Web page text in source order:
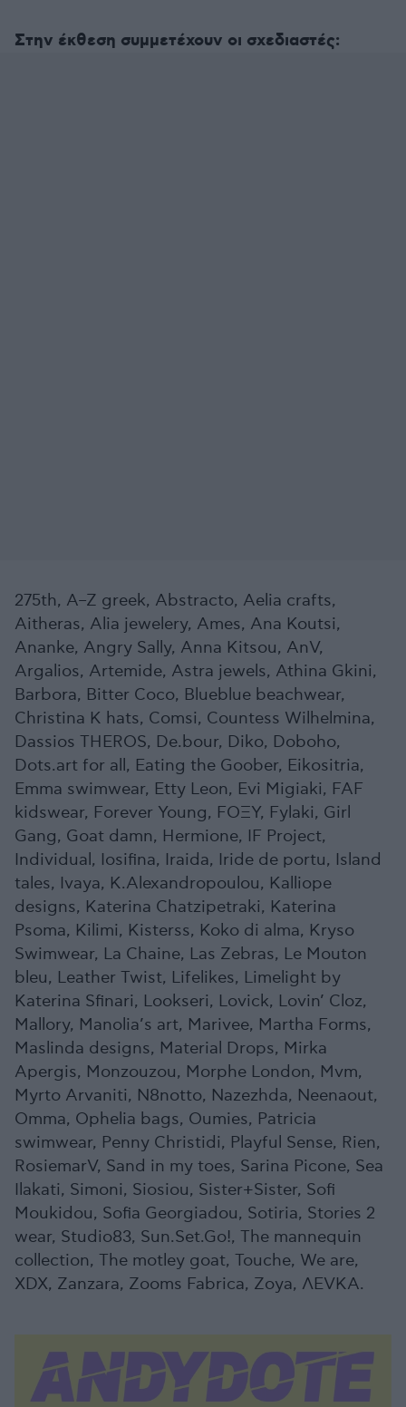
Στην έκθεση συμμετέχουν οι σχεδιαστές:
275th, A–Z greek, Abstracto, Aelia crafts,
Aitheras, Alia jewelery, Ames, Ana Koutsi,
Ananke, Angry Sally, Anna Kitsou, AnV,
Argalios, Artemide, Astra jewels, Athina Gkini,
Barbora, Bitter Coco, Blueblue beachwear,
Christina K hats, Comsi, Countess Wilhelmina,
Dassios THEROS, De.bour, Diko, Doboho,
Dots.art for all, Eating the Goober, Eikositria,
Emma swimwear, Etty Leon, Evi Migiaki, FAF
kidswear, Forever Young, FOΞΥ, Fylaki, Girl
Gang, Goat damn, Hermione, IF Project,
Individual, Iosifina, Iraida, Iride de portu, Island
tales, Ivaya, K.Alexandropoulou, Kalliope
designs, Katerina Chatzipetraki, Katerina
Psoma, Kilimi, Kisterss, Koko di alma, Kryso
Swimwear, La Chaine, Las Zebras, Le Mouton
bleu, Leather Twist, Lifelikes, Limelight by
Katerina Sfinari, Lookseri, Lovick, Lovin’ Cloz,
Mallory, Manolia’s art, Marivee, Martha Forms,
Maslinda designs, Material Drops, Mirka
Apergis, Monzouzou, Morphe London, Mvm,
Myrto Arvaniti, N8notto, Nazezhda, Neenaout,
Omma, Ophelia bags, Oumies, Patricia
swimwear, Penny Christidi, Playful Sense, Rien,
RosiemarV, Sand in my toes, Sarina Picone, Sea
Ilakati, Simoni, Siosiou, Sister+Sister, Sofi
Moukidou, Sofia Georgiadou, Sotiria, Stories 2
wear, Studio83, Sun.Set.Go!, The mannequin
collection, The motley goat, Touche, We are,
XDX, Zanzara, Zooms Fabrica, Zoya, ΛΕVKA.